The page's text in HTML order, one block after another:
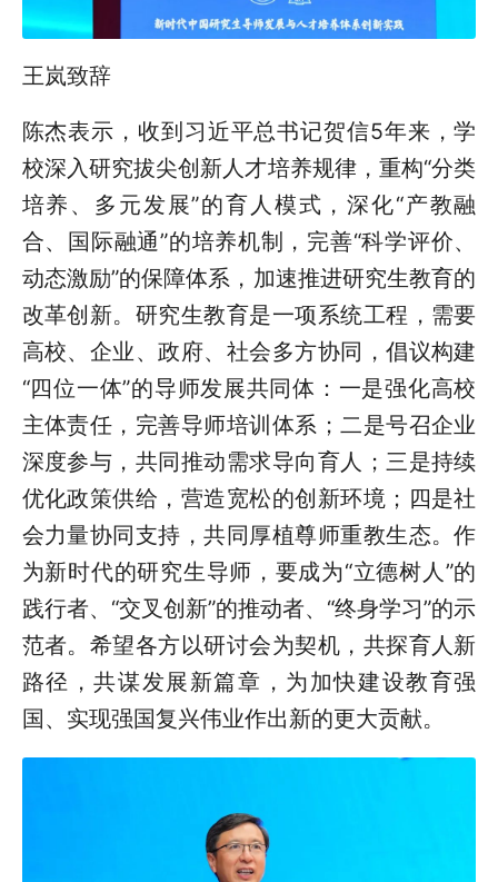
王岚致辞
陈杰表示，收到习近平总书记贺信5年来，学
校深入研究拔尖创新人才培养规律，重构“分类
培养、多元发展”的育人模式，深化“产教融
合、国际融通”的培养机制，完善“科学评价、
动态激励”的保障体系，加速推进研究生教育的
改革创新。研究生教育是一项系统工程，需要
高校、企业、政府、社会多方协同，倡议构建
“四位一体”的导师发展共同体：一是强化高校
主体责任，完善导师培训体系；二是号召企业
深度参与，共同推动需求导向育人；三是持续
优化政策供给，营造宽松的创新环境；四是社
会力量协同支持，共同厚植尊师重教生态。作
为新时代的研究生导师，要成为“立德树人”的
践行者、“交叉创新”的推动者、“终身学习”的示
范者。希望各方以研讨会为契机，共探育人新
路径，共谋发展新篇章，为加快建设教育强
国、实现强国复兴伟业作出新的更大贡献。